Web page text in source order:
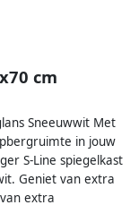
cm
Sneeuwwit Met
in jouw
S-Line spiegelkast
Geniet van extra
extra